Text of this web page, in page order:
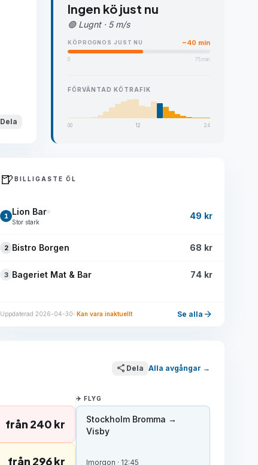
Dela
Ingen kö just nu
🟢 Lugnt · 5 m/s
KÖPROGNOS JUST NU ~40 min
0 75 min
FÖRVÄNTAD KÖTRAFIK
00 12 24
🍺BILLIGASTE ÖL
1 Lion Bar
Stor stark
49 kr
2 Bistro Borgen 68 kr
3 Bageriet Mat & Bar 74 kr
Uppdaterad 2026-04-30· Kan vara inaktuellt Se alla arrow_forward
share Dela Alla avgångar →
från 240 kr
från 296 kr
✈️ FLYG
Stockholm Bromma →
Visby
Imorgon · 12:45